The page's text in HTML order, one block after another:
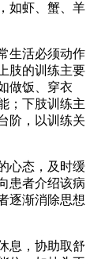
如虾、蟹、羊
生活必须动作
肢的训练主要
做饭、穿衣
；下肢训练主
阶，以训练关
心态，及时缓
患者介绍该病
逐渐消除思想
息，协助取舒